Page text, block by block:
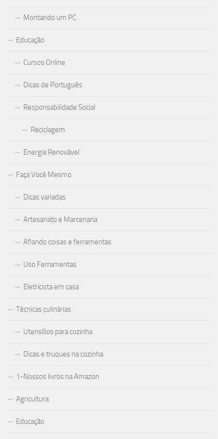
Montando um PC
Educação
Cursos Online
Dicas de Português
Responsabilidade Social
Reciclagem
Energia Renovável
Faça Você Mesmo
Dicas variadas
Artesanato e Marcenaria
Afiando coisas e ferramentas
Uso Ferramentas
Eletricista em casa
Técnicas culinárias
Utensílios para cozinha
Dicas e truques na cozinha
1-Nossos livros na Amazon
Agricultura
Educação